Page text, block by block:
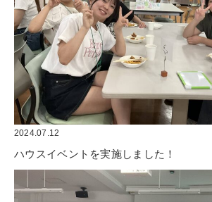
2024.07.12
ハウスイベントを実施しました！